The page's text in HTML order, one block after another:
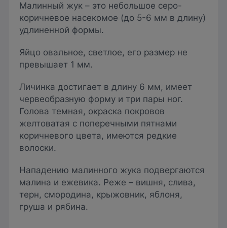
Малинный жук – это небольшое серо-
коричневое насекомое (до 5-6 мм в длину)
удлиненной формы.
Яйцо овальное, светлое, его размер не
превышает 1 мм.
Личинка достигает в длину 6 мм, имеет
червеобразную форму и три пары ног.
Голова темная, окраска покровов
желтоватая с поперечными пятнами
коричневого цвета, имеются редкие
волоски.
Нападению малинного жука подвергаются
малина и ежевика. Реже – вишня, слива,
терн, смородина, крыжовник, яблоня,
груша и рябина.